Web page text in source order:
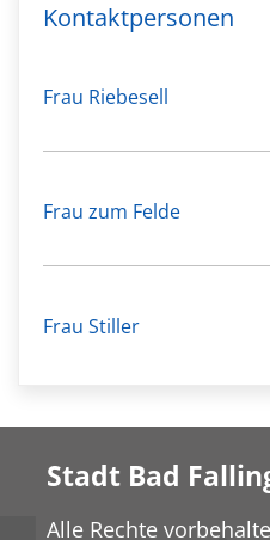
Kontaktpersonen
Frau Riebesell
Frau zum Felde
Frau Stiller
Stadt Bad
Alle Rechte